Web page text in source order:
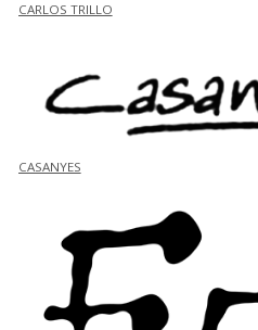
CARLOS TRILLO
CASANYES